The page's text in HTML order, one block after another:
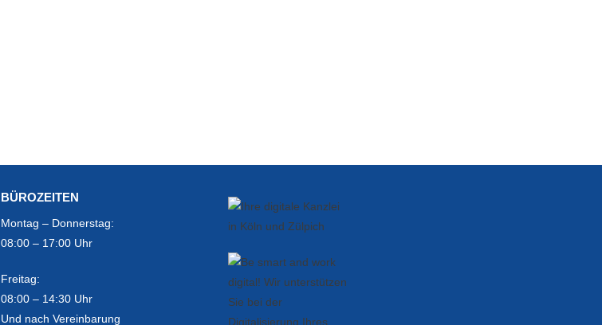
BÜROZEITEN
Montag – Donnerstag:
08:00 – 17:00 Uhr
Freitag:
08:00 – 14:30 Uhr
Und nach Vereinbarung